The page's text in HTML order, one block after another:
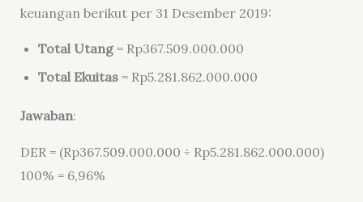
keuangan berikut per 31 Desember 2019:
Total Utang= Rp367.509.000.000
Total Ekuitas= Rp5.281.862.000.000
Jawaban:
DER = (Rp367.509.000.000 ÷ Rp5.281.862.000.000)
100% = 6,96%